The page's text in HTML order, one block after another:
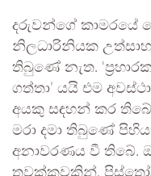
දරුවන්ගේ කාමරයේ
නිලධාරිනියක
තිබුණේ නැත.
ගත්තා’ යයි එම
අයකු සඳහන් කර
මරා දමා තිබුණේ
අනාවරණය වී තිබේ.
තුවක්කුවකින්,